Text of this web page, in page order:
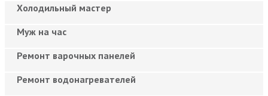
Холодильный мастер
Муж на час
Ремонт варочных панелей
Ремонт водонагревателей